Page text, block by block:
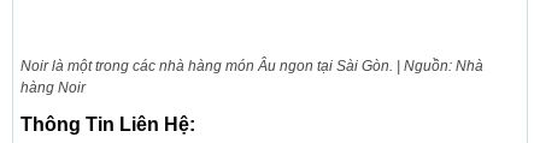
Noir là một trong các nhà hàng món Âu ngon tại Sài Gòn. | Nguồn: Nhà
hàng Noir
Thông Tin Liên Hệ: